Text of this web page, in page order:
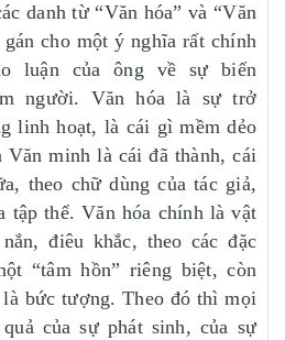
danh từ “Văn hóa” và “Văn
cho một ý nghĩa rất chính
luận của ông về sự biến
người. Văn hóa là sự trở
linh hoạt, là cái gì mềm dẻo
minh là cái đã thành, cái
theo chữ dùng của tác giả,
tập thể. Văn hóa chính là vật
điêu khắc, theo các đặc
“tâm hồn” riêng biệt, còn
bức tượng. Theo đó thì mọi
của sự phát sinh, của sự